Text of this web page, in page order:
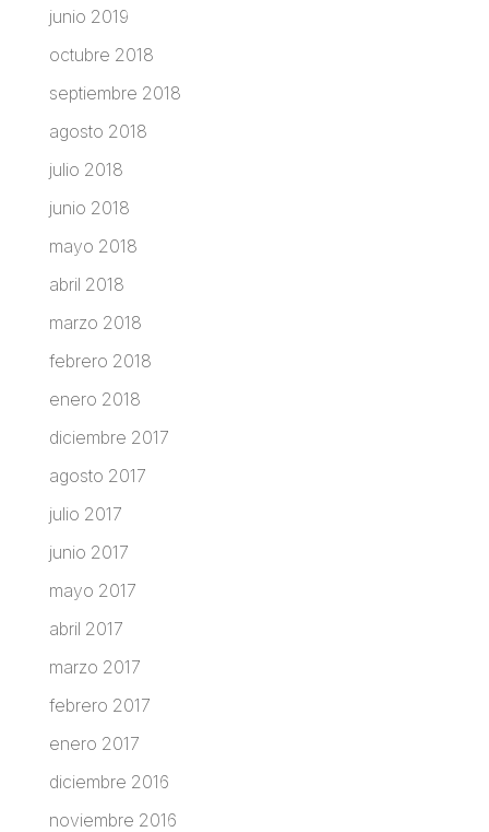
junio 2019
octubre 2018
septiembre 2018
agosto 2018
julio 2018
junio 2018
mayo 2018
abril 2018
marzo 2018
febrero 2018
enero 2018
diciembre 2017
agosto 2017
julio 2017
junio 2017
mayo 2017
abril 2017
marzo 2017
febrero 2017
enero 2017
diciembre 2016
noviembre 2016